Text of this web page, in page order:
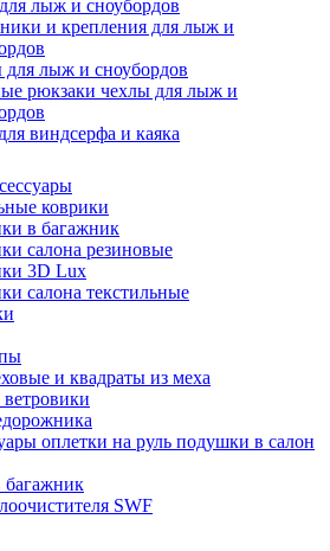
лыж и сноубордов
и крепления для лыж и
для лыж и сноубордов
рюкзаки чехлы для лыж и
виндсерфа и каяка
коврики
в багажник
салона резиновые
3D Lux
салона текстильные
и квадраты из меха
оплетки на руль подушки в салон
SWF